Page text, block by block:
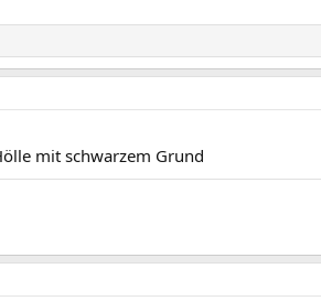
mit schwarzem Grund